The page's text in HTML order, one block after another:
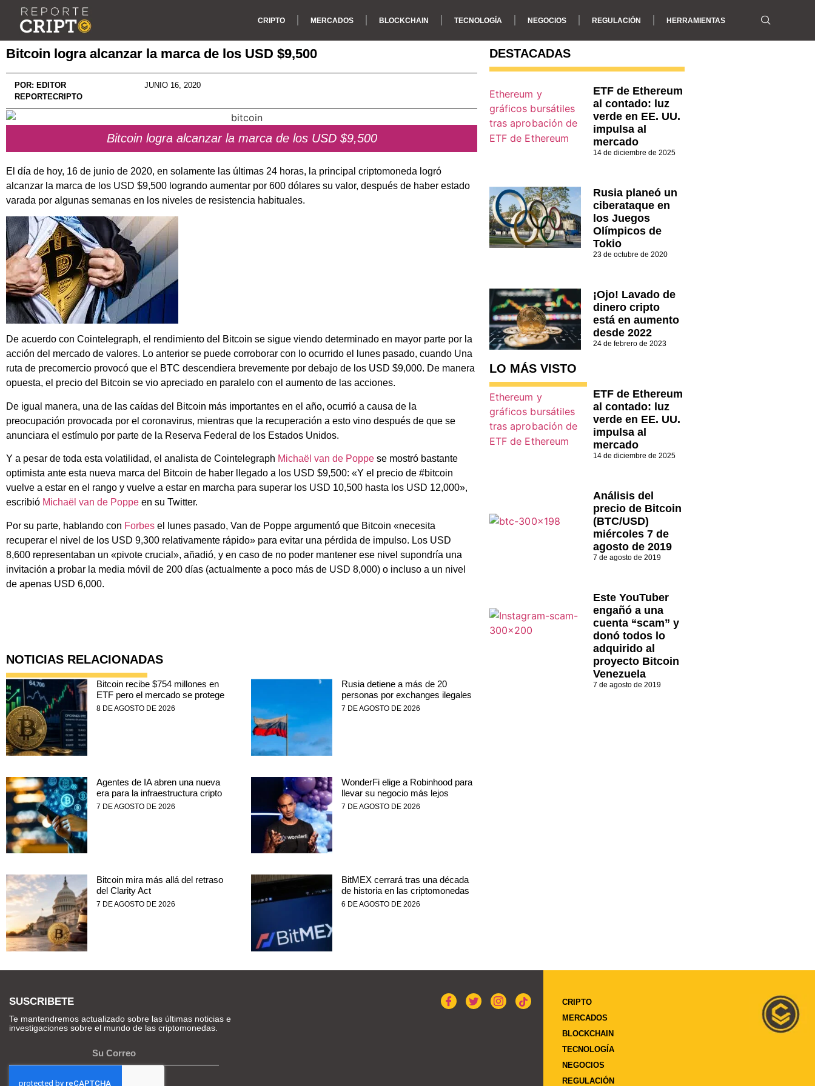
CRIPTO MERCADOS BLOCKCHAIN TECNOLOGÍA NEGOCIOS REGULACIÓN HERRAMIENTAS
Bitcoin logra alcanzar la marca de los USD $9,500
POR: EDITOR
REPORTECRIPTO
JUNIO 16, 2020
Bitcoin logra alcanzar la marca de los USD $9,500
El día de hoy, 16 de junio de 2020, en solamente las últimas 24 horas, la principal criptomoneda logró
alcanzar la marca de los USD $9,500 logrando aumentar por 600 dólares su valor, después de haber estado
varada por algunas semanas en los niveles de resistencia habituales.
De acuerdo con Cointelegraph, el rendimiento del Bitcoin se sigue viendo determinado en mayor parte por la
acción del mercado de valores. Lo anterior se puede corroborar con lo ocurrido el lunes pasado, cuando Una
ruta de precomercio provocó que el BTC descendiera brevemente por debajo de los USD $9,000. De manera
opuesta, el precio del Bitcoin se vio apreciado en paralelo con el aumento de las acciones.
De igual manera, una de las caídas del Bitcoin más importantes en el año, ocurrió a causa de la
preocupación provocada por el coronavirus, mientras que la recuperación a esto vino después de que se
anunciara el estímulo por parte de la Reserva Federal de los Estados Unidos.
Y a pesar de toda esta volatilidad, el analista de Cointelegraph Michaël van de Poppe se mostró bastante
optimista ante esta nueva marca del Bitcoin de haber llegado a los USD $9,500: «Y el precio de #bitcoin
vuelve a estar en el rango y vuelve a estar en marcha para superar los USD 10,500 hasta los USD 12,000»,
escribió Michaël van de Poppe en su Twitter.
Por su parte, hablando con Forbes el lunes pasado, Van de Poppe argumentó que Bitcoin «necesita
recuperar el nivel de los USD 9,300 relativamente rápido» para evitar una pérdida de impulso. Los USD
8,600 representaban un «pivote crucial», añadió, y en caso de no poder mantener ese nivel supondría una
invitación a probar la media móvil de 200 días (actualmente a poco más de USD 8,000) o incluso a un nivel
de apenas USD 6,000.
NOTICIAS RELACIONADAS
Bitcoin recibe $754 millones en
ETF pero el mercado se protege
8 DE AGOSTO DE 2026
Rusia detiene a más de 20
personas por exchanges ilegales
7 DE AGOSTO DE 2026
Agentes de IA abren una nueva
era para la infraestructura cripto
7 DE AGOSTO DE 2026
WonderFi elige a Robinhood para
llevar su negocio más lejos
7 DE AGOSTO DE 2026
Bitcoin mira más allá del retraso
del Clarity Act
7 DE AGOSTO DE 2026
BitMEX cerrará tras una década
de historia en las criptomonedas
6 DE AGOSTO DE 2026
DESTACADAS
ETF de Ethereum
al contado: luz
verde en EE. UU.
impulsa al
mercado
14 de diciembre de 2025
Rusia planeó un
ciberataque en
los Juegos
Olímpicos de
Tokio
23 de octubre de 2020
¡Ojo! Lavado de
dinero cripto
está en aumento
desde 2022
24 de febrero de 2023
LO MÁS VISTO
ETF de Ethereum
al contado: luz
verde en EE. UU.
impulsa al
mercado
14 de diciembre de 2025
Análisis del
precio de Bitcoin
(BTC/USD)
miércoles 7 de
agosto de 2019
7 de agosto de 2019
Este YouTuber
engañó a una
cuenta “scam” y
donó todos lo
adquirido al
proyecto Bitcoin
Venezuela
7 de agosto de 2019
SUSCRIBETE
Te mantendremos actualizado sobre las últimas noticias e
investigaciones sobre el mundo de las criptomonedas.
CRIPTO
MERCADOS
BLOCKCHAIN
TECNOLOGÍA
NEGOCIOS
REGULACIÓN